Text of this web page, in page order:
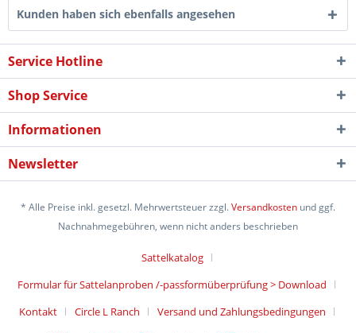
Kunden haben sich ebenfalls angesehen
Service Hotline
Shop Service
Informationen
Newsletter
* Alle Preise inkl. gesetzl. Mehrwertsteuer zzgl.Versandkosten und ggf.
Nachnahmegebühren, wenn nicht anders beschrieben
Sattelkatalog
Formular für Sattelanproben /-passformüberprüfung > Download
Kontakt
Circle L Ranch
Versand und Zahlungsbedingungen